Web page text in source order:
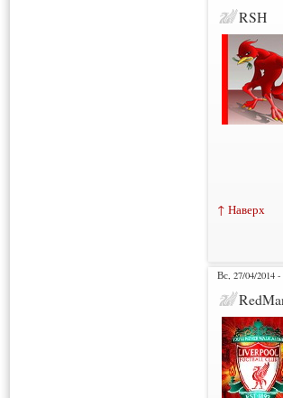
RSH
↑ Наверх
Вс, 27/04/2014 -